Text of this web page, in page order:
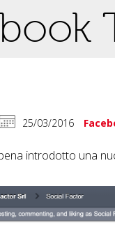
25/03/2016
introdotto una